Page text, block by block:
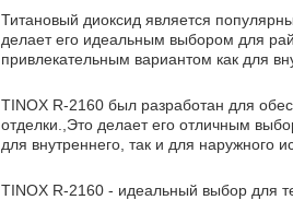
Титановый диоксид является
делает его идеальным выбором для
привлекательным вариантом как для
TINOX R-2160 был разработан для
отделки.,Это делает его отличным
для внутреннего, так и для наружного
TINOX R-2160 - идеальный выбор для